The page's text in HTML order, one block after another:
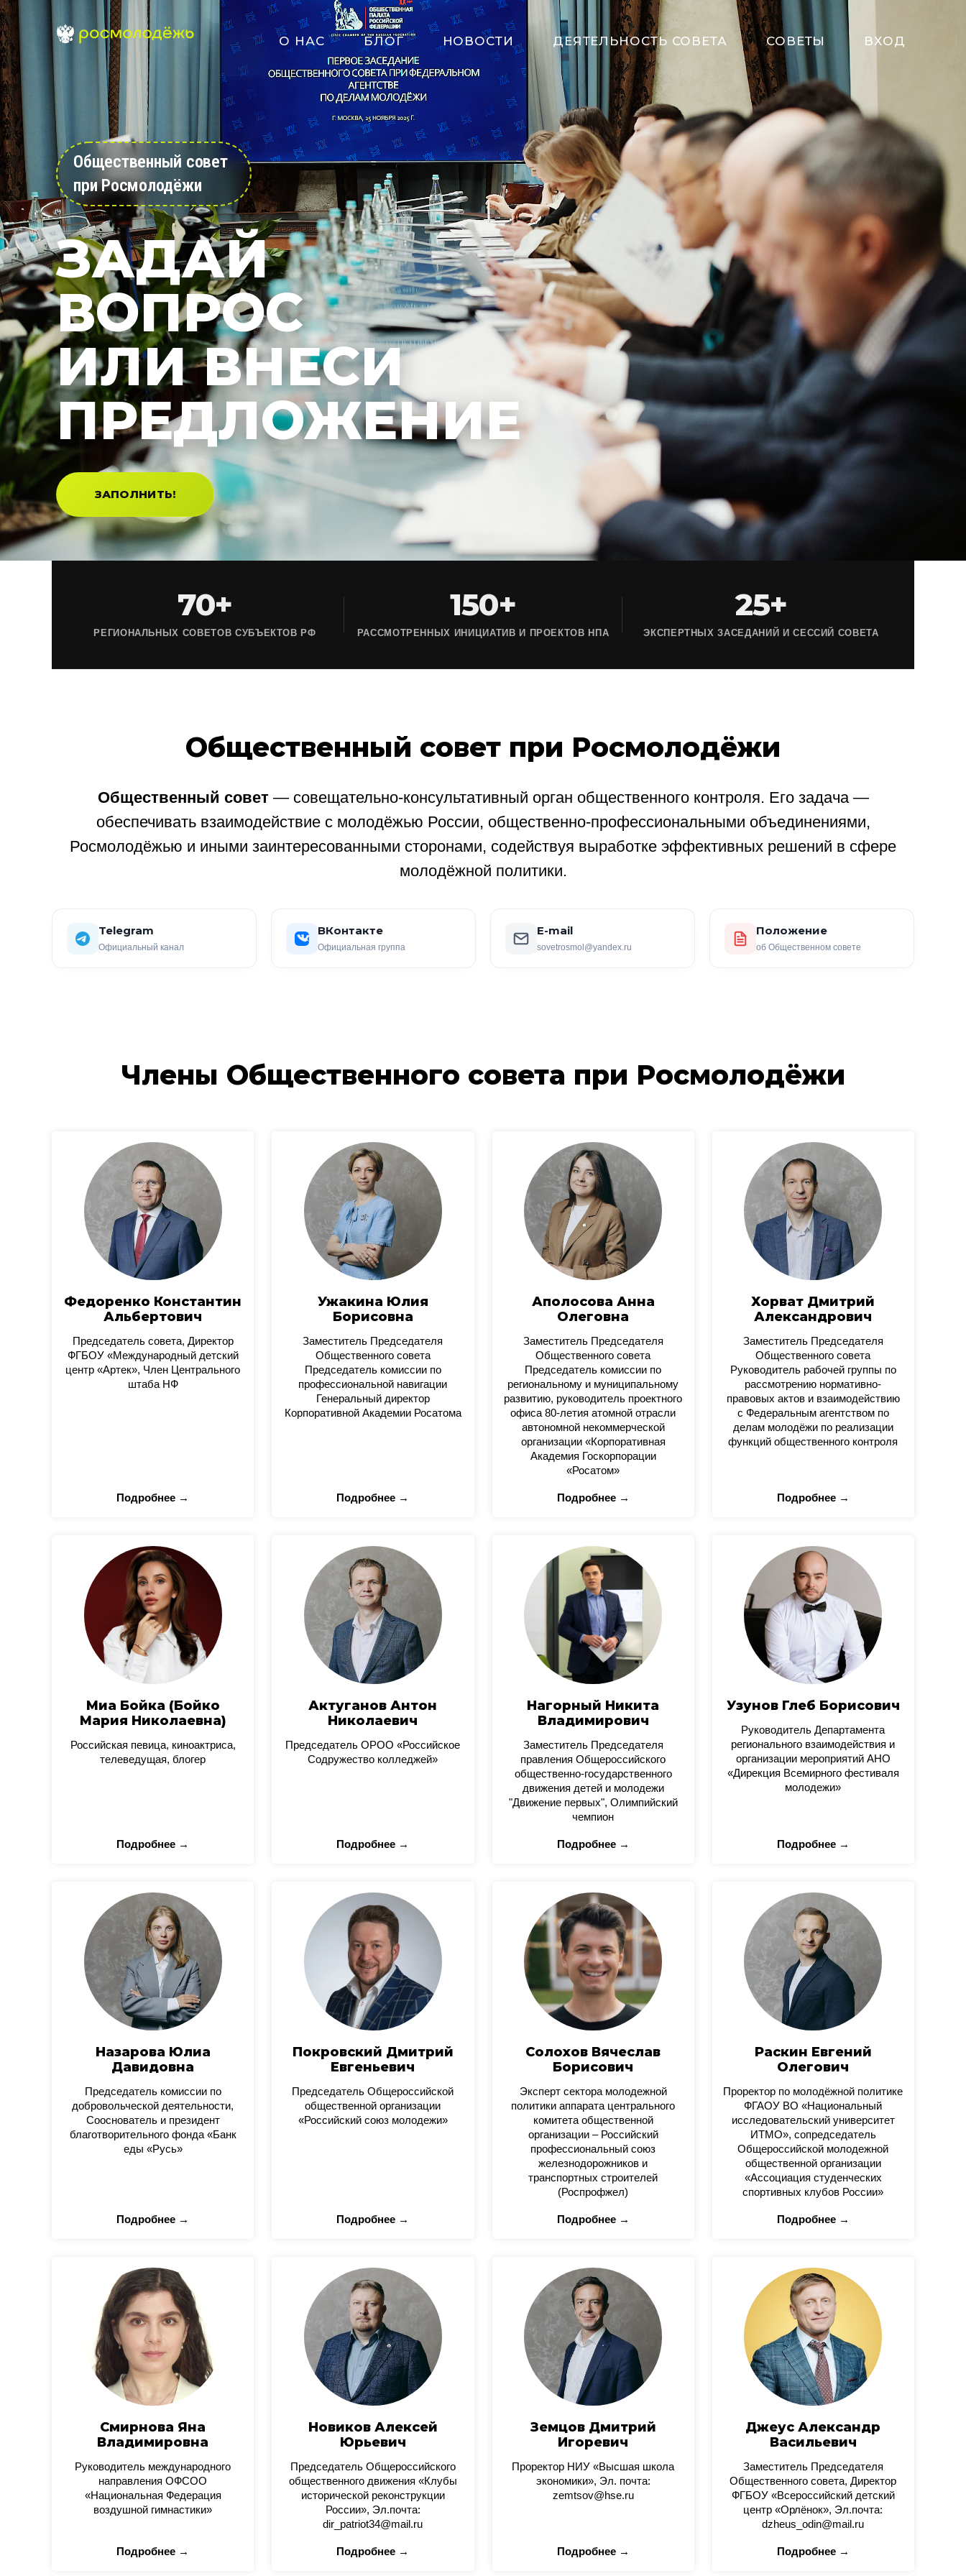
О НАС БЛОГ НОВОСТИ ДЕЯТЕЛЬНОСТЬ СОВЕТА СОВЕТЫ ВХОД
Общественный совет
при Росмолодёжи
ЗАДАЙ
ВОПРОС
ИЛИ ВНЕСИ
ПРЕДЛОЖЕНИЕ
ЗАПОЛНИТЬ!
70+
РЕГИОНАЛЬНЫХ СОВЕТОВ СУБЪЕКТОВ РФ
150+
РАССМОТРЕННЫХ ИНИЦИАТИВ И ПРОЕКТОВ НПА
25+
ЭКСПЕРТНЫХ ЗАСЕДАНИЙ И СЕССИЙ СОВЕТА
Общественный совет при Росмолодёжи
Общественный совет— совещательно-консультативный орган общественного контроля. Его задача —
обеспечивать взаимодействие с молодёжью России, общественно-профессиональными объединениями,
Росмолодёжью и иными заинтересованными сторонами, содействуя выработке эффективных решений в сфере
молодёжной политики.
Telegram
Официальный канал
ВКонтакте
Официальная группа
E-mail
sovetrosmol@yandex.ru
Положение
об Общественном совете
Члены Общественного совета при Росмолодёжи
Федоренко Константин
Альбертович
Председатель совета, Директор
ФГБОУ «Международный детский
центр «Артек», Член Центрального
штаба НФ
Подробнее →
Ужакина Юлия
Борисовна
Заместитель Председателя
Общественного совета
Председатель комиссии по
профессиональной навигации
Генеральный директор
Корпоративной Академии Росатома
Подробнее →
Аполосова Анна
Олеговна
Заместитель Председателя
Общественного совета
Председатель комиссии по
региональному и муниципальному
развитию, руководитель проектного
офиса 80-летия атомной отрасли
автономной некоммерческой
организации «Корпоративная
Академия Госкорпорации
«Росатом»
Подробнее →
Хорват Дмитрий
Александрович
Заместитель Председателя
Общественного совета
Руководитель рабочей группы по
рассмотрению нормативно-
правовых актов и взаимодействию
с Федеральным агентством по
делам молодёжи по реализации
функций общественного контроля
Подробнее →
Миа Бойка (Бойко
Мария Николаевна)
Российская певица, киноактриса,
телеведущая, блогер
Подробнее →
Актуганов Антон
Николаевич
Председатель ОРОО «Российское
Содружество колледжей»
Подробнее →
Нагорный Никита
Владимирович
Заместитель Председателя
правления Общероссийского
общественно-государственного
движения детей и молодежи
"Движение первых", Олимпийский
чемпион
Подробнее →
Узунов Глеб Борисович
Руководитель Департамента
регионального взаимодействия и
организации мероприятий АНО
«Дирекция Всемирного фестиваля
молодежи»
Подробнее →
Назарова Юлиа
Давидовна
Председатель комиссии по
добровольческой деятельности,
Сооснователь и президент
благотворительного фонда «Банк
еды «Русь»
Подробнее →
Покровский Дмитрий
Евгеньевич
Председатель Общероссийской
общественной организации
«Российский союз молодежи»
Подробнее →
Солохов Вячеслав
Борисович
Эксперт сектора молодежной
политики аппарата центрального
комитета общественной
организации – Российский
профессиональный союз
железнодорожников и
транспортных строителей
(Роспрофжел)
Подробнее →
Раскин Евгений
Олегович
Проректор по молодёжной политике
ФГАОУ ВО «Национальный
исследовательский университет
ИТМО», сопредседатель
Общероссийской молодежной
общественной организации
«Ассоциация студенческих
спортивных клубов России»
Подробнее →
Смирнова Яна
Владимировна
Руководитель международного
направления ОФСОО
«Национальная Федерация
воздушной гимнастики»
Подробнее →
Новиков Алексей
Юрьевич
Председатель Общероссийского
общественного движения «Клубы
исторической реконструкции
России», Эл.почта:
dir_patriot34@mail.ru
Подробнее →
Земцов Дмитрий
Игоревич
Проректор НИУ «Высшая школа
экономики», Эл. почта:
zemtsov@hse.ru
Подробнее →
Джеус Александр
Васильевич
Заместитель Председателя
Общественного совета, Директор
ФГБОУ «Всероссийский детский
центр «Орлёнок», Эл.почта:
dzheus_odin@mail.ru
Подробнее →